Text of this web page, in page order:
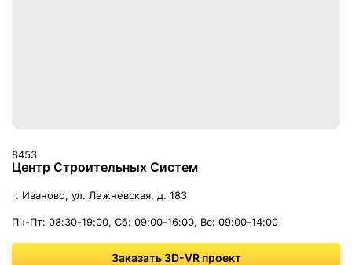
8453
Центр Строительных Систем
г. Иваново, ул. Лежневская, д. 183
Пн-Пт: 08:30-19:00, Сб: 09:00-16:00, Вс: 09:00-14:00
Заказать 3D-VR проект